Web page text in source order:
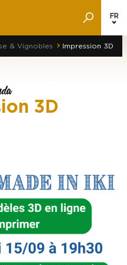
FR
& Vignobles Impression 3D
3D